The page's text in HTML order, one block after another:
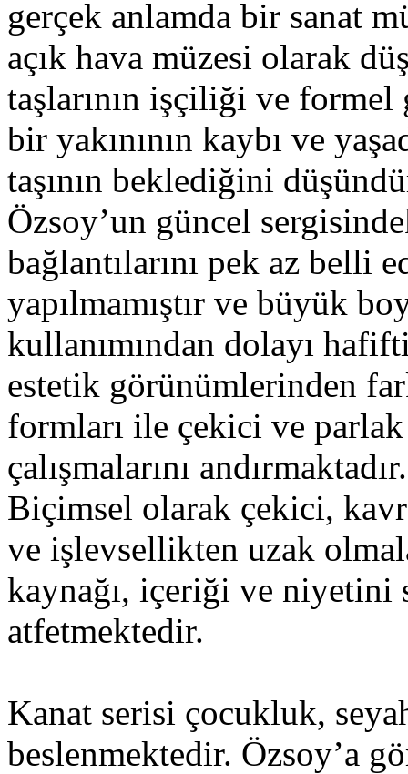
gerçek anlamda bir sanat
açık hava müzesi olarak
taşlarının işçiliği ve
bir yakınının kaybı ve
taşının beklediğini
Özsoy’un güncel
bağlantılarını pek az belli
yapılmamıştır ve büyük
kullanımından dolayı
estetik görünümlerinden
formları ile çekici ve
çalışmalarını
Biçimsel olarak çekici,
ve işlevsellikten uzak
kaynağı, içeriği ve niyetini
atfetmektedir.
Kanat serisi çocukluk,
beslenmektedir. Özsoy’a